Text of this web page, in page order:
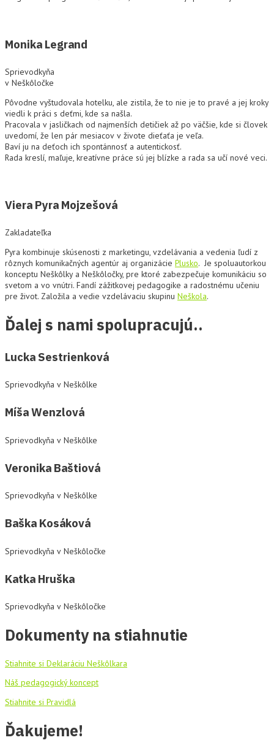
Monika Legrand
Sprievodkyňa
v Neškôločke
Pôvodne vyštudovala hotelku, ale zistila, že to nie je to pravé a jej kroky
viedli k práci s deťmi, kde sa našla.
Pracovala v jasličkach od najmenších detičiek až po väčšie, kde si človek
uvedomí, že len pár mesiacov v živote dieťaťa je veľa.
Baví ju na deťoch ich spontánnosť a autentickosť.
Rada kreslí, maľuje, kreatívne práce sú jej blízke a rada sa učí nové veci.
Viera Pyra Mojzešová
Zakladateľka
Pyra kombinuje skúsenosti z marketingu, vzdelávania a vedenia ľudí z
rôznych komunikačných agentúr aj organizácie Plusko. Je spoluautorkou
konceptu Neškôlky a Neškôločky, pre ktoré zabezpečuje komunikáciu so
svetom a vo vnútri. Fandí zážitkovej pedagogike a radostnému učeniu
pre život. Založila a vedie vzdelávaciu skupinu Neškola.
Ďalej s nami spolupracujú..
Lucka Sestrienková
Sprievodkyňa v Neškôlke
Míša Wenzlová
Sprievodkyňa v Neškôlke
Veronika Baštiová
Sprievodkyňa v Neškôlke
Baška Kosáková
Sprievodkyňa v Neškôločke
Katka Hruška
Sprievodkyňa v Neškôločke
Dokumenty na stiahnutie
Stiahnite si Deklaráciu Neškôlkara
Náš pedagogický koncept
Stiahnite si Pravidlá
Ďakujeme!